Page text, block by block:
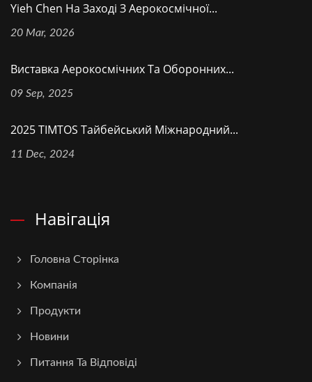
Yieh Chen На Заході З Аерокосмічної...
20 Mar, 2026
Виставка Аерокосмічних Та Оборонних...
09 Sep, 2025
2025 TIMTOS Тайбейський Міжнародний...
11 Dec, 2024
Навігація
Головна Сторінка
Компанія
Продукти
Новини
Питання Та Відповіді